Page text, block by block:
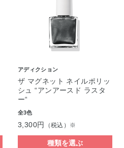
アディクション
ザ マグネット ネイルポリッ
シュ “アンアースド ラスタ
ー“
全3色
3,300円 （税込）※
種類を選ぶ